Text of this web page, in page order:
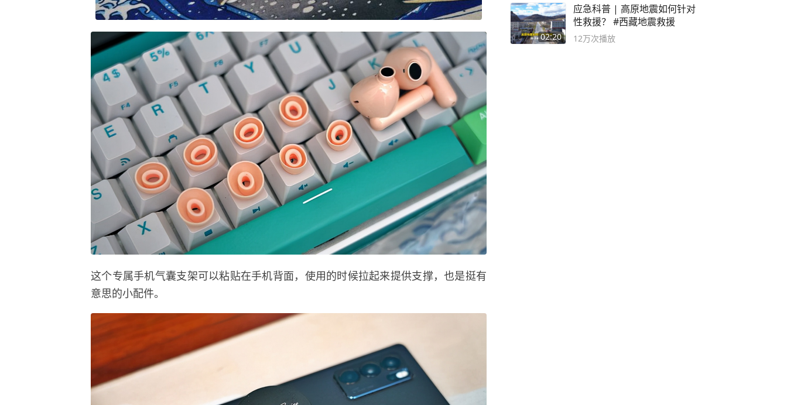
这个专属手机气囊支架可以粘贴在手机背面，使用的时候拉起来提供支撑，也是挺有
意思的小配件。
02:20
应急科普 | 高原地震如何针对
性救援？ #西藏地震救援
12万次播放